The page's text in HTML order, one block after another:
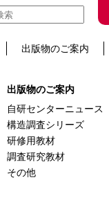
出版物のご案内
出版物のご案内
自研センターニュース
構造調査シリーズ
研修用教材
調査研究教材
その他